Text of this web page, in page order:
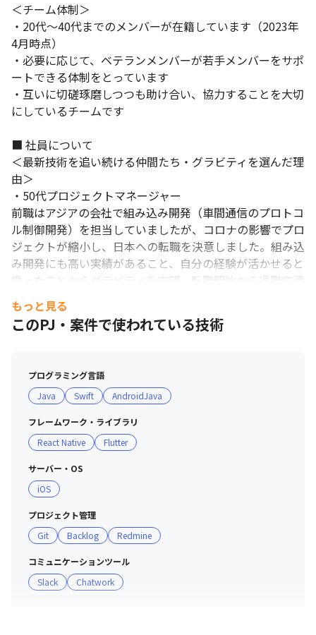
＜チーム体制＞
・20代～40代までのメンバーが在籍しています（2023年
4月時点）
・必要に応じて、ベテランメンバーが若手メンバーをサポ
ートできる体制をとっています
・互いに切磋琢磨しつつも助け合い、協力することを大切
にしているチームです
■ 社員について
＜最新技術を追い続ける仲間たち・グラビティを選んだ理
由＞
・50代プロジェクトマネージャー
前職はアジアの会社で組み込み開発（車間通信のプロトコ
ル制御開発）を担当していましたが、コロナの影響でプロ
ジェクトが縮小し、日本への転職を決意しました。組み込
み開発にも高い実績があること、自分の経験が活かせると
思ったことからグラビティを志望。転職開始から退職交渉
やビザ取得まで半年かかってしまったのですが、私の状況
を理解いただきプロジェクトの調整含め真摯に対応いただ
いたことも決め手でした。現在は新たに開発する半導体に
も行っているので、最新技術を習得し、自分の技術の幅が
広がっています。
・20代システムエンジニア
前職は制御系の仕事ができると思って入社したものの、実
際にはその機会が少なかったため、より技術面で成長でき
る環境を求めて転職を決意。IoT、AIなど高度技術に関す
る技術が学べそうだと思いグラビティに入社しました。現
在は、5Gの新しい技術に関わるプロジェクトでこれまで
培った画像処理経験を活かし、さらに高度な技術を積み重
※「若手社員対談・CEO×CTO対談」はこちらをご覧くだ
もっと見る
このPJ・案件で使われている技術
プログラミング言語
Java
Swift AndroidJava
フレームワーク・ライブラリ
React Native
Flutter
サーバー・OS
iOS
プロジェクト管理
Git
Backlog Redmine
コミュニケーションツール
Slack
Chatwork